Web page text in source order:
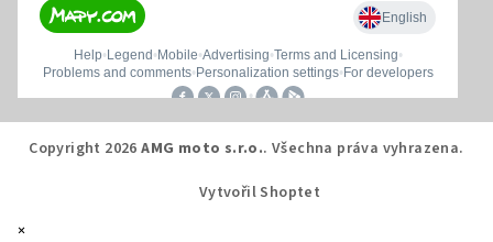
Copyright 2026AMG moto s.r.o.. Všechna práva vyhrazena.
Vytvořil Shoptet
×